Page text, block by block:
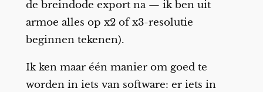
de breindode export na — ik ben uit
armoe alles op x2 of x3-resolutie
beginnen tekenen).
Ik ken maar één manier om goed te
worden in iets van software: er iets in